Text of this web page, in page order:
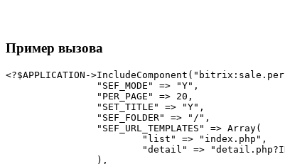
Пример вызова
<?$APPLICATION-